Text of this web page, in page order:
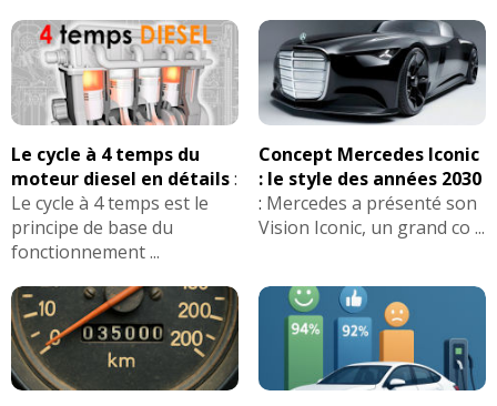
Le cycle à 4 temps du
moteur diesel en détails:
Le cycle à 4 temps est le
principe de base du
fonctionnement ...
Concept Mercedes Iconic
: le style des années 2030
: Mercedes a présenté son
Vision Iconic, un grand co ...